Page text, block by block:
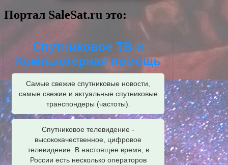
Портал SaleSat.ru это:
Спутниковое ТВ и
Компьютерная помощь
Самые свежие спутниковые новости,
самые свежие и актуальные спутниковые
транспондеры (частоты).
Спутниковое телевидение -
высококачественное, цифровое
телевидение. В настоящее время, в
России есть несколько операторов